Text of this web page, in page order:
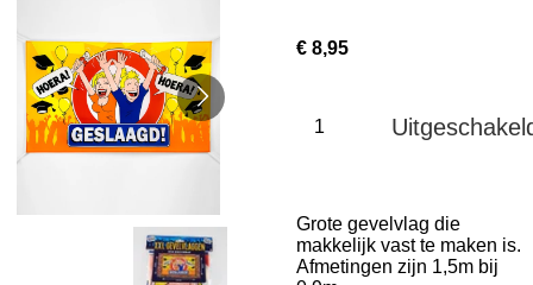
€ 8,95
Grote gevelvlag die
makkelijk vast te maken is.
Afmetingen zijn 1,5m bij